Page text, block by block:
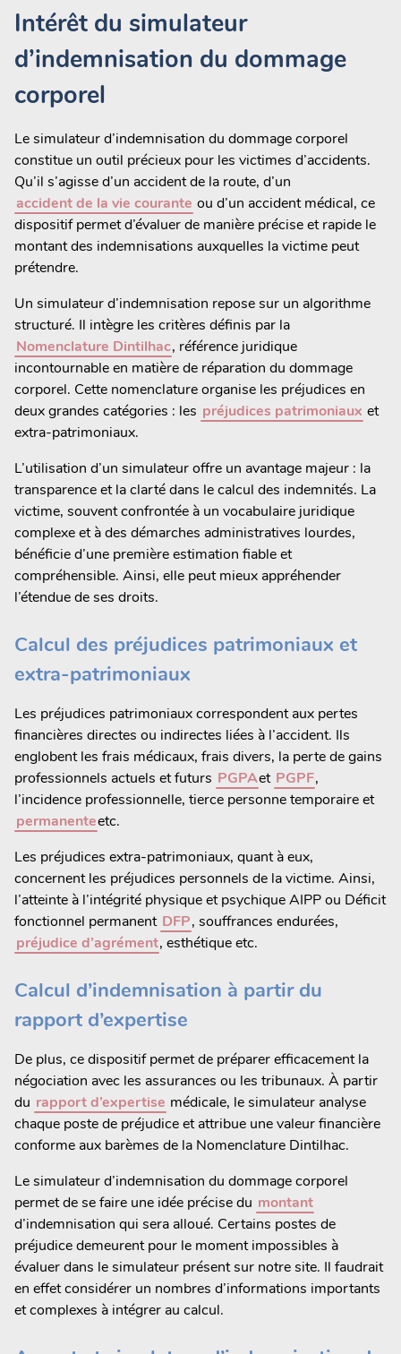
Intérêt du simulateur
d’indemnisation du dommage
corporel
Le simulateur d’indemnisation du dommage corporel
constitue un outil précieux pour les victimes d’accidents.
Qu’il s’agisse d’un accident de la route, d’un
accident de la vie courante ou d’un accident médical, ce
dispositif permet d’évaluer de manière précise et rapide le
montant des indemnisations auxquelles la victime peut
prétendre.
Un simulateur d’indemnisation repose sur un algorithme
structuré. Il intègre les critères définis par la
Nomenclature Dintilhac, référence juridique
incontournable en matière de réparation du dommage
corporel. Cette nomenclature organise les préjudices en
deux grandes catégories : les préjudices patrimoniaux et
extra-patrimoniaux.
L’utilisation d’un simulateur offre un avantage majeur : la
transparence et la clarté dans le calcul des indemnités. La
victime, souvent confrontée à un vocabulaire juridique
complexe et à des démarches administratives lourdes,
bénéficie d’une première estimation fiable et
compréhensible. Ainsi, elle peut mieux appréhender
l’étendue de ses droits.
Calcul des préjudices patrimoniaux et
extra-patrimoniaux
Les préjudices patrimoniaux correspondent aux pertes
financières directes ou indirectes liées à l’accident. Ils
englobent les frais médicaux, frais divers, la perte de gains
professionnels actuels et futurs PGPAet PGPF,
l’incidence professionnelle, tierce personne temporaire et
permanenteetc.
Les préjudices extra-patrimoniaux, quant à eux,
concernent les préjudices personnels de la victime. Ainsi,
l’atteinte à l’intégrité physique et psychique AIPP ou Déficit
fonctionnel permanent DFP, souffrances endurées,
préjudice d’agrément, esthétique etc.
Calcul d’indemnisation à partir du
rapport d’expertise
De plus, ce dispositif permet de préparer efficacement la
négociation avec les assurances ou les tribunaux. À partir
du rapport d’expertise médicale, le simulateur analyse
chaque poste de préjudice et attribue une valeur financière
conforme aux barèmes de la Nomenclature Dintilhac.
Le simulateur d’indemnisation du dommage corporel
permet de se faire une idée précise du montant
d’indemnisation qui sera alloué. Certains postes de
préjudice demeurent pour le moment impossibles à
évaluer dans le simulateur présent sur notre site. Il faudrait
en effet considérer un nombres d’informations importants
et complexes à intégrer au calcul.